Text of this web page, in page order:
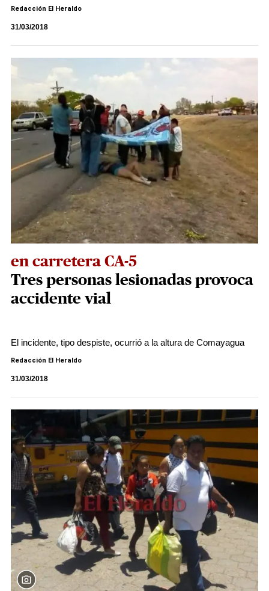
Redacción El Heraldo
31/03/2018
en carretera CA-5
Tres personas lesionadas provoca
accidente vial
El incidente, tipo despiste, ocurrió a la altura de Comayagua
Redacción El Heraldo
31/03/2018